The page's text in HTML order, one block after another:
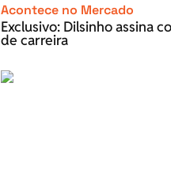
Acontece no Mercado
Exclusivo: Dilsinho assina
de carreira